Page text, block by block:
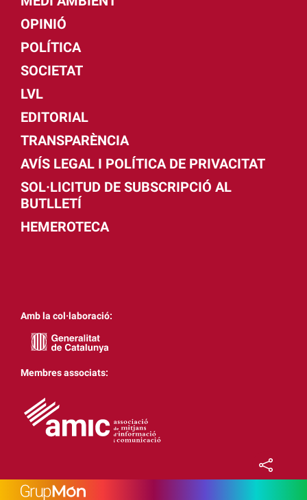
OPINIÓ
POLÍTICA
SOCIETAT
LVL
EDITORIAL
TRANSPARÈNCIA
AVÍS LEGAL I POLÍTICA DE PRIVACITAT
SOL·LICITUD DE SUBSCRIPCIÓ AL
BUTLLETÍ
HEMEROTECA
Amb la col·laboració:
Membres associats: